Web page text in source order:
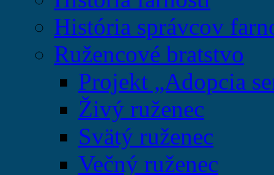
História správcov
Ružencové bratstvo
Projekt „Adopcia
Živý ruženec
Svätý ruženec
Večný ruženec